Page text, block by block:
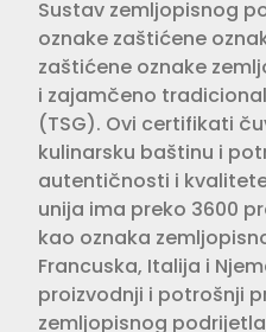
Sustav zemljopisnog
oznake zaštićene
zaštićene oznake
i zajamčeno
(TSG). Ovi certifikati
kulinarsku baštinu i
autentičnosti i
unija ima preko 3600
kao oznaka
Francuska, Italija i
proizvodnji i potrošnji
zemljopisnog